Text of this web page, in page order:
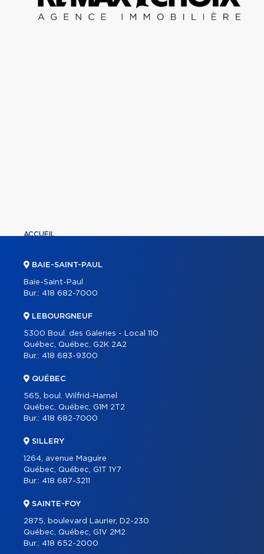
ACCUEIL
À PROPOS
OUTILS
PROGRAMMES
CARRIÈRE
BLOGUE
CONTACT
BAIE-SAINT-PAUL
Baie-Saint-Paul
Bur.: 418 682-7000
LEBOURGNEUF
5300 Boul. des Galeries - Local 110
Québec, Québec, G2K 2A2
Bur.: 418 683-9300
QUÉBEC
565, boul. Wilfrid-Hamel
Québec, Québec, G1M 2T2
Bur.: 418 682-7000
SILLERY
1264, avenue Maguire
Québec, Québec, G1T 1Y7
Bur.: 418 687-3211
SAINTE-FOY
2875, boulevard Laurier, D2-230
Québec, Québec, G1V 2M2
Bur.: 418 652-2000